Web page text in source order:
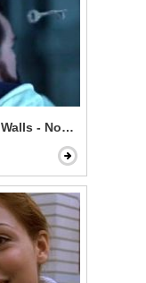
- Now I'm